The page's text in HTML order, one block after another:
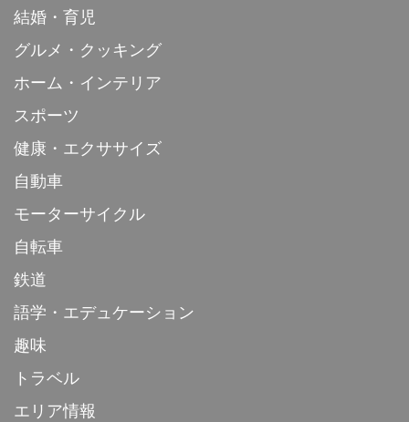
結婚・育児
グルメ・クッキング
ホーム・インテリア
スポーツ
健康・エクササイズ
自動車
モーターサイクル
自転車
鉄道
語学・エデュケーション
趣味
トラベル
エリア情報